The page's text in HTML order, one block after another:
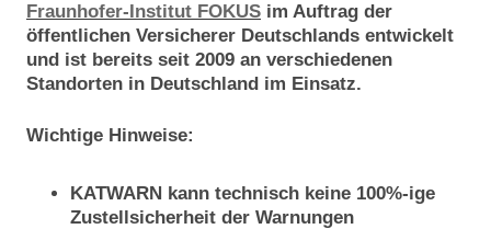
Fraunhofer-Institut FOKUS im Auftrag der
öffentlichen Versicherer Deutschlands entwickelt
und ist bereits seit 2009 an verschiedenen
Standorten in Deutschland im Einsatz.
Wichtige Hinweise:
KATWARN kann technisch keine 100%-ige
Zustellsicherheit der Warnungen